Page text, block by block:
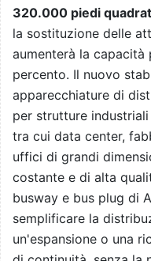
320.000 piedi
la sostituzione delle
aumenterà la
percento. Il nuovo
apparecchiature di
per strutture
tra cui data center,
uffici di grandi
costante e di alta
busway e bus plug di
semplificare la
un'espansione o una